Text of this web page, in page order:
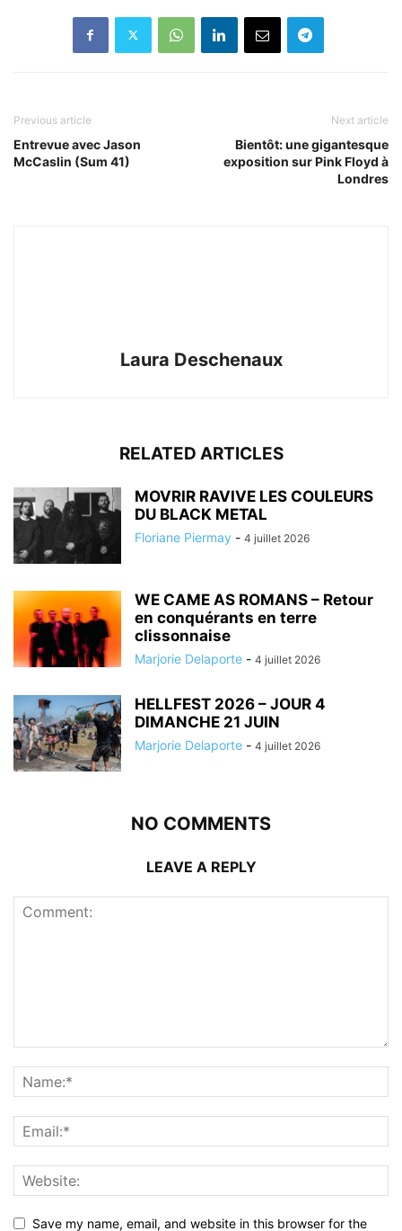
Previous article
Entrevue avec Jason
McCaslin (Sum 41)
Next article
Bientôt: une gigantesque
exposition sur Pink Floyd à
Londres
Laura Deschenaux
RELATED ARTICLES
MOVRIR RAVIVE LES COULEURS
DU BLACK METAL
Floriane Piermay - 4 juillet 2026
WE CAME AS ROMANS – Retour
en conquérants en terre
clissonnaise
Marjorie Delaporte - 4 juillet 2026
HELLFEST 2026 – JOUR 4
DIMANCHE 21 JUIN
Marjorie Delaporte - 4 juillet 2026
NO COMMENTS
LEAVE A REPLY
Save my name, email, and website in this browser for the